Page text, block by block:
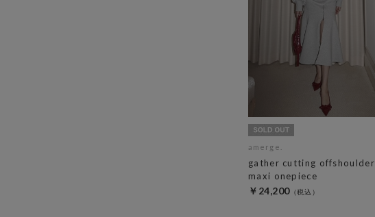
amerge.
gather cutting offshoulder
maxi onepiece
￥24,200